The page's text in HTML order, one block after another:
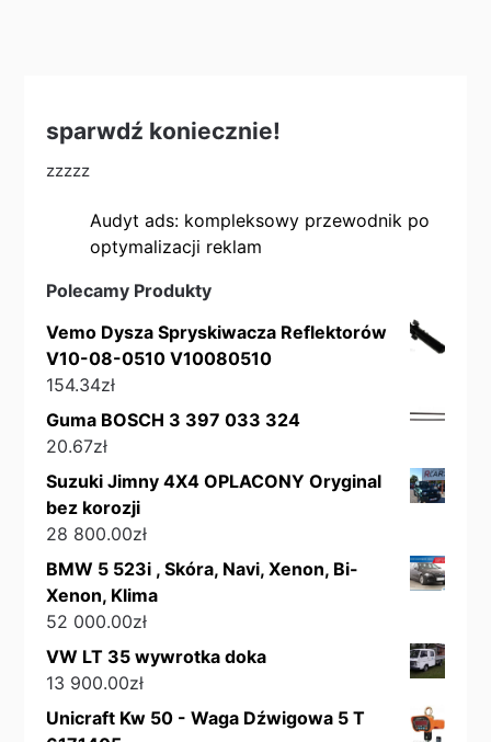
sparwdź koniecznie!
zzzzz
Audyt ads: kompleksowy przewodnik po
optymalizacji reklam
Polecamy Produkty
Vemo Dysza Spryskiwacza Reflektorów
V10-08-0510 V10080510
154.34zł
Guma BOSCH 3 397 033 324
20.67zł
Suzuki Jimny 4X4 OPLACONY Oryginal
bez korozji
28 800.00zł
BMW 5 523i , Skóra, Navi, Xenon, Bi-
Xenon, Klima
52 000.00zł
VW LT 35 wywrotka doka
13 900.00zł
Unicraft Kw 50 - Waga Dźwigowa 5 T